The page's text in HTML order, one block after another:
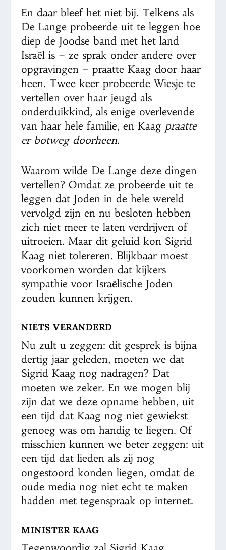
En daar bleef het niet bij. Telkens als
De Lange probeerde uit te leggen hoe
diep de Joodse band met het land
Israël is – ze sprak onder andere over
opgravingen – praatte Kaag door haar
heen. Twee keer probeerde Wiesje te
vertellen over haar jeugd als
onderduikkind, als enige overlevende
van haar hele familie, en Kaag praatte
er botweg doorheen.
Waarom wilde De Lange deze dingen
vertellen? Omdat ze probeerde uit te
leggen dat Joden in de hele wereld
vervolgd zijn en nu besloten hebben
zich niet meer te laten verdrijven of
uitroeien. Maar dit geluid kon Sigrid
Kaag niet tolereren. Blijkbaar moest
voorkomen worden dat kijkers
sympathie voor Israëlische Joden
zouden kunnen krijgen.
NIETS VERANDERD
Nu zult u zeggen: dit gesprek is bijna
dertig jaar geleden, moeten we dat
Sigrid Kaag nog nadragen? Dat
moeten we zeker. En we mogen blij
zijn dat we deze opname hebben, uit
een tijd dat Kaag nog niet gewiekst
genoeg was om handig te liegen. Of
misschien kunnen we beter zeggen: uit
een tijd dat lieden als zij nog
ongestoord konden liegen, omdat de
oude media nog niet echt te maken
hadden met tegenspraak op internet.
MINISTER KAAG